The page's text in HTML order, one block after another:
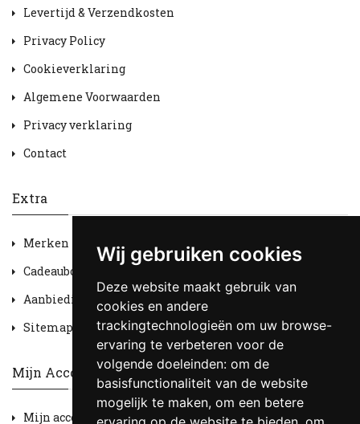
Wij gebruiken cookies
Deze website maakt gebruik van
cookies en andere
trackingtechnologieën om uw browse-
ervaring te verbeteren voor de
volgende doeleinden: om de
basisfunctionaliteit van de website
mogelijk te maken, om een betere
Levertijd & Verzendkosten
Privacy Policy
Cookieverklaring
Algemene Voorwaarden
Privacy verklaring
Contact
Extra
Merken
Cadeaubon
Aanbiedingen
Sitemap
Mijn Account
Mijn account